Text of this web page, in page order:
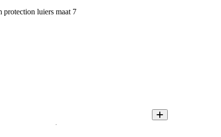
protection luiers maat 7